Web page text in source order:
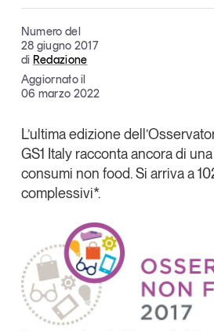
Magazine
Articoli
Opinioni
Il Numero
Interviste
Comunicati stampa
Video
Tutti
Eventi e formazione
Tutti gli appuntamenti
Numero del
28 giugno 2017
di Redazione
Aggiornato il
06 marzo 2022
L’ultima edizione dell’
GS1 Italyracconta ancora di
consumi non food. Si arriva a
complessivi*.